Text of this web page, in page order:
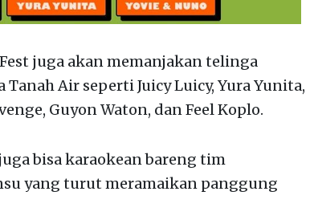
juga akan memanjakan telinga
Air seperti Juicy Luicy, Yura Yunita,
Guyon Waton, dan Feel Koplo.
bisa karaokean bareng tim
yang turut meramaikan panggung